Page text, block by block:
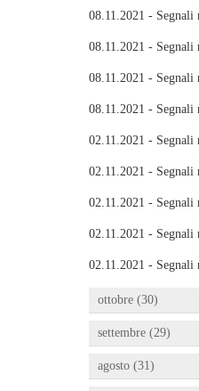
08.11.2021 -
08.11.2021 -
08.11.2021 -
08.11.2021 -
02.11.2021 -
02.11.2021 -
02.11.2021 -
02.11.2021 -
02.11.2021 -
ottobre (30)
settembre (29)
agosto (31)